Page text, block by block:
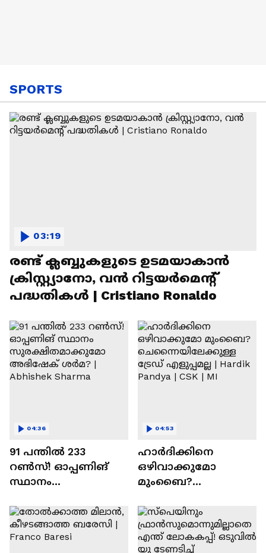
SPORTS
രണ്ട്‌ ക്ലബ്ബുകളുടെ ഉടമയാകാന്‍
ക്രിസ്റ്റ്യാനോ, വന്‍ റിട്ടയര്‍മെന്റ്‌
പദ്ധതികള്‍ | Cristiano Ronaldo
03:19
91 പന്തില്‍ 233
റണ്‍സ്! ഓപ്പണിങ്
സ്ഥാനം
അഭിഷേക് ശർമ? |
Abhishek Sharma
04:36
ഹാർദിക്കിനെ
ഒഴിവാക്കുമോ
മുംബൈ?
ട്രേഡ് എളുപ്പമല്ല |
Hardik Pandya | CSK |
MI
04:53